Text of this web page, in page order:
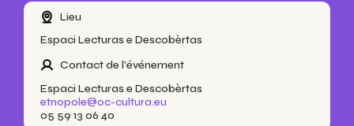
Lieu
Espaci Lecturas e Descobèrtas
Contact de l'événement
Espaci Lecturas e Descobèrtas
etnopole@oc-cultura.eu
05 59 13 06 40